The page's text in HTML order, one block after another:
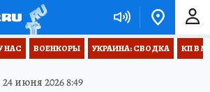
НАС ВОЕНКОРЫ УКРАИНА: СВОДКА КП В
24 июня 2026 8:49